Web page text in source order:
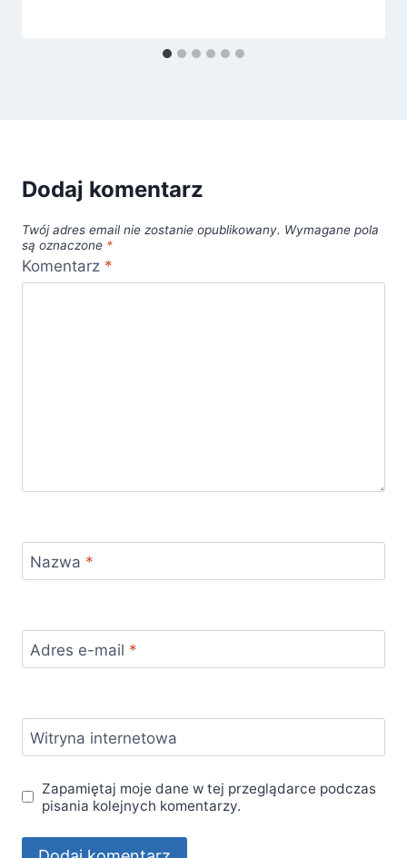
Dodaj komentarz
Twój adres email nie zostanie opublikowany. Wymagane pola
są oznaczone *
Komentarz *
Nazwa *
Adres e-mail *
Witryna internetowa
Zapamiętaj moje dane w tej przeglądarce podczas
pisania kolejnych komentarzy.